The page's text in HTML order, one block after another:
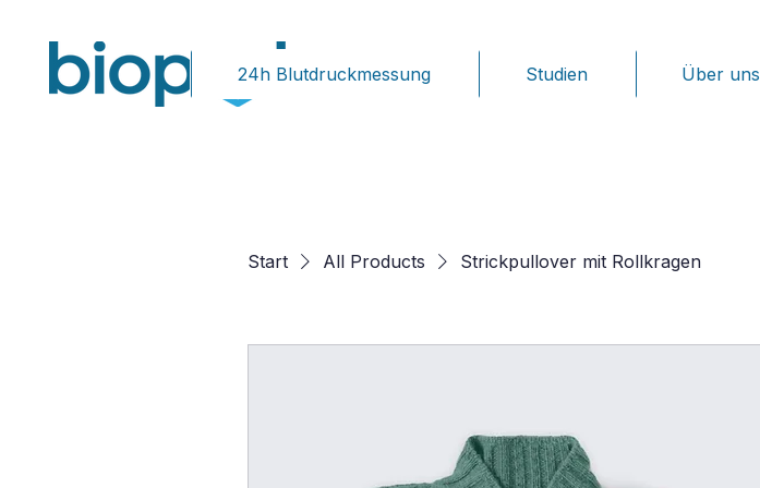
24h Blutdruckmessung Studien Über uns
Start All Products Strickpullover mit Rollkragen